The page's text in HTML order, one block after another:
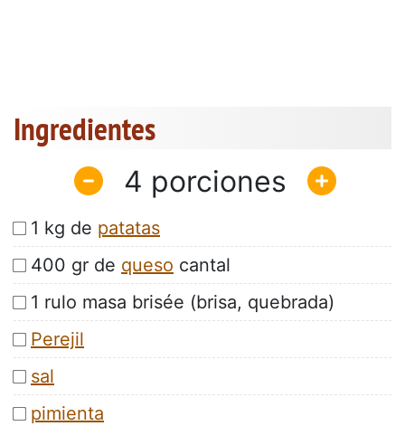
Ingredientes
4
1 kg de patatas
400 gr de queso cantal
1 rulo masa brisée (brisa, quebrada)
Perejil
sal
pimienta